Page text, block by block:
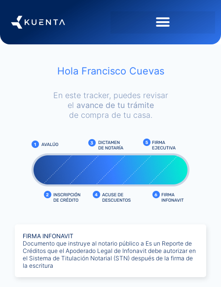
Hola Francisco Cuevas
En este tracker, puedes revisar
el avance de tu trámite
de compra de tu casa.
FIRMA INFONAVIT
Documento que instruye al notario público a Es un Reporte de
Créditos que el Apoderado Legal de Infonavit debe autorizar en
el Sistema de Titulación Notarial (STN) después de la firma de
la escritura